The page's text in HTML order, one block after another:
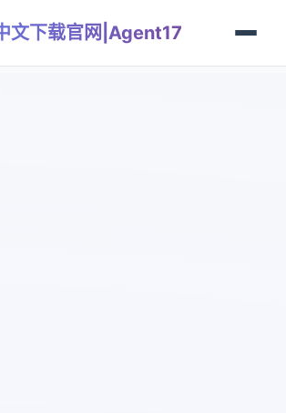
文下载官网|Agent17